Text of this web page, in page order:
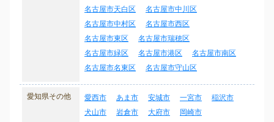
名古屋市天白区
名古屋市中川区
名古屋市中村区
名古屋市西区
名古屋市東区
名古屋市瑞穂区
名古屋市緑区
名古屋市港区
名古屋市南区
名古屋市名東区
名古屋市守山区
愛知県その他 愛西市 あま市 安城市 一宮市
稲沢市
犬山市
岩倉市 大府市
岡崎市